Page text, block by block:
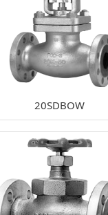
20SDBOW